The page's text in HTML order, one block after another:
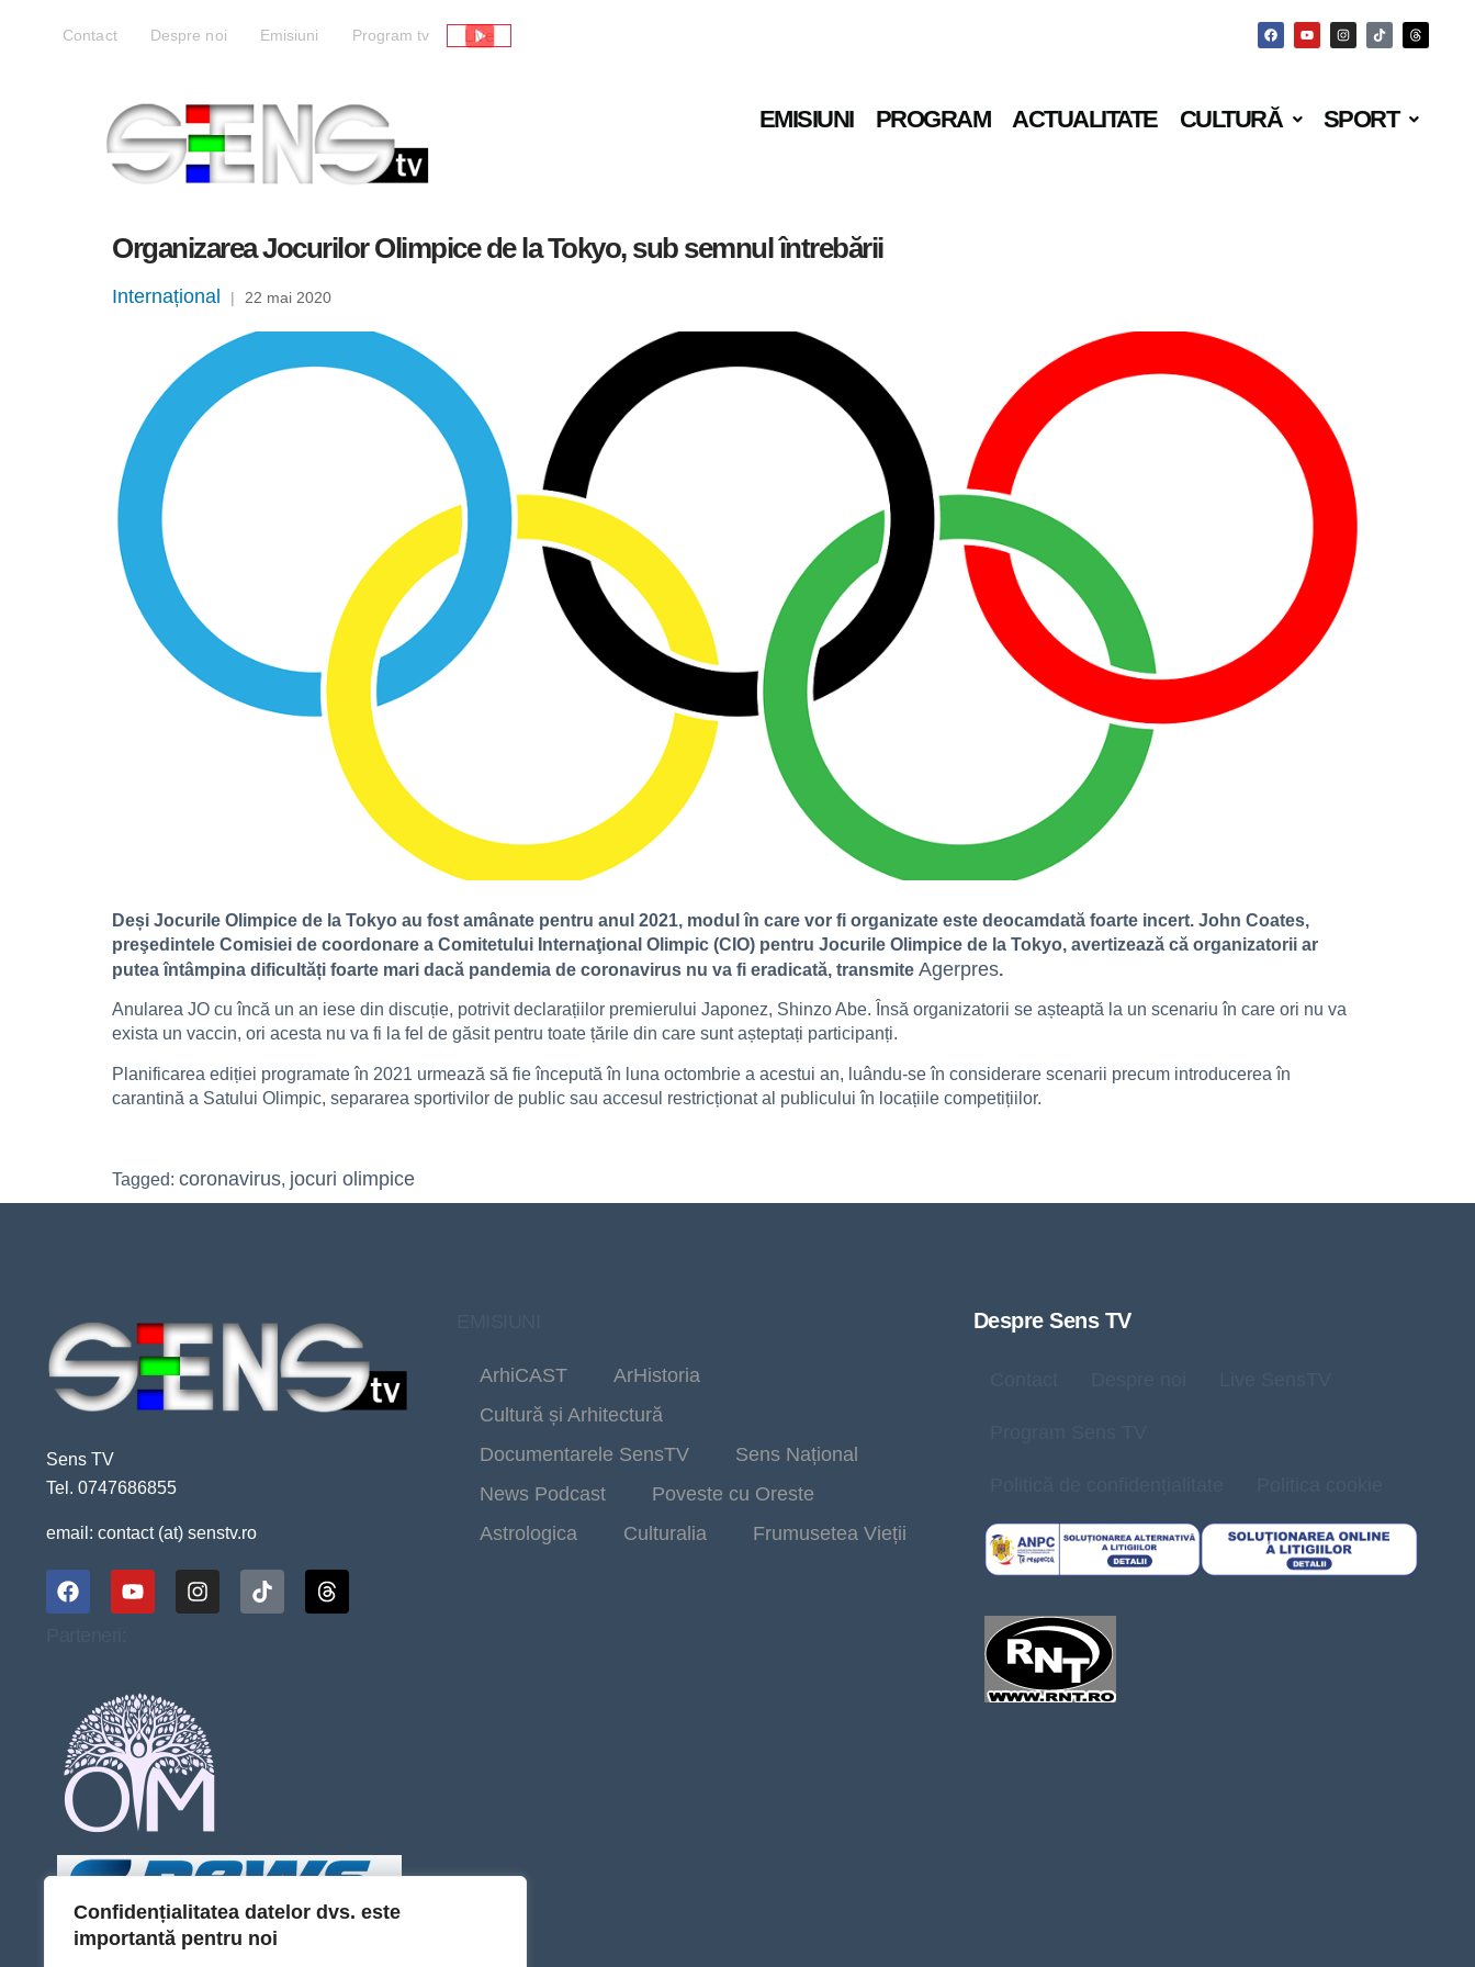
Confidențialitatea datelor dvs. este
importantă pentru noi
Contact Despre noi Emisiuni Program tv Live
EMISIUNI PROGRAM ACTUALITATE CULTURĂ SPORT
Organizarea Jocurilor Olimpice de la Tokyo, sub semnul întrebării
Internațional | 22 mai 2020
Deși Jocurile Olimpice de la Tokyo au fost amânate pentru anul 2021, modul în care vor fi organizate este deocamdată foarte incert. John Coates,
preşedintele Comisiei de coordonare a Comitetului Internaţional Olimpic (CIO) pentru Jocurile Olimpice de la Tokyo, avertizează că organizatorii ar
putea întâmpina dificultăți foarte mari dacă pandemia de coronavirus nu va fi eradicată, transmite Agerpres.
Anularea JO cu încă un an iese din discuție, potrivit declarațiilor premierului Japonez, Shinzo Abe. Însă organizatorii se așteaptă la un scenariu în care ori nu va
exista un vaccin, ori acesta nu va fi la fel de găsit pentru toate țările din care sunt așteptați participanți.
Planificarea ediției programate în 2021 urmează să fie începută în luna octombrie a acestui an, luându-se în considerare scenarii precum introducerea în
carantină a Satului Olimpic, separarea sportivilor de public sau accesul restricționat al publicului în locațiile competițiilor.
Tagged: coronavirus, jocuri olimpice
Sens TV
Tel. 0747686855
email: contact (at) senstv.ro
ArhiCAST
ArHistoria
Cultură și Arhitectură
Documentarele SensTV
Sens Național
News Podcast
Poveste cu Oreste
Astrologica
Culturalia Frumusetea Vieții
Despre Sens TV